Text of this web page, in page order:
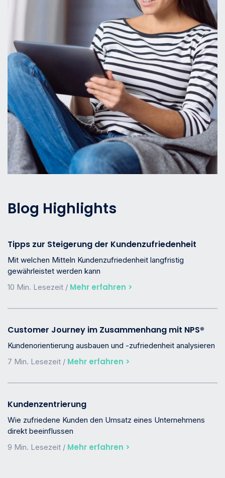
Blog Highlights
Tipps zur Steigerung der Kundenzufriedenheit
Mit welchen Mitteln Kundenzufriedenheit langfristig
gewährleistet werden kann
10 Min. Lesezeit / Mehr erfahren >
Customer Journey im Zusammenhang mit NPS®
Kundenorientierung ausbauen und -zufriedenheit analysieren
7 Min. Lesezeit / Mehr erfahren >
Kundenzentrierung
Wie zufriedene Kunden den Umsatz eines Unternehmens
direkt beeinflussen
9 Min. Lesezeit / Mehr erfahren >